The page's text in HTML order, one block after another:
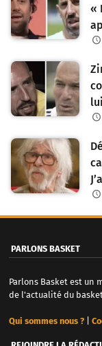
«
PARLONS BASKET
Parlons Basket est un
de l'actualité du
Qui sommes nous ?|